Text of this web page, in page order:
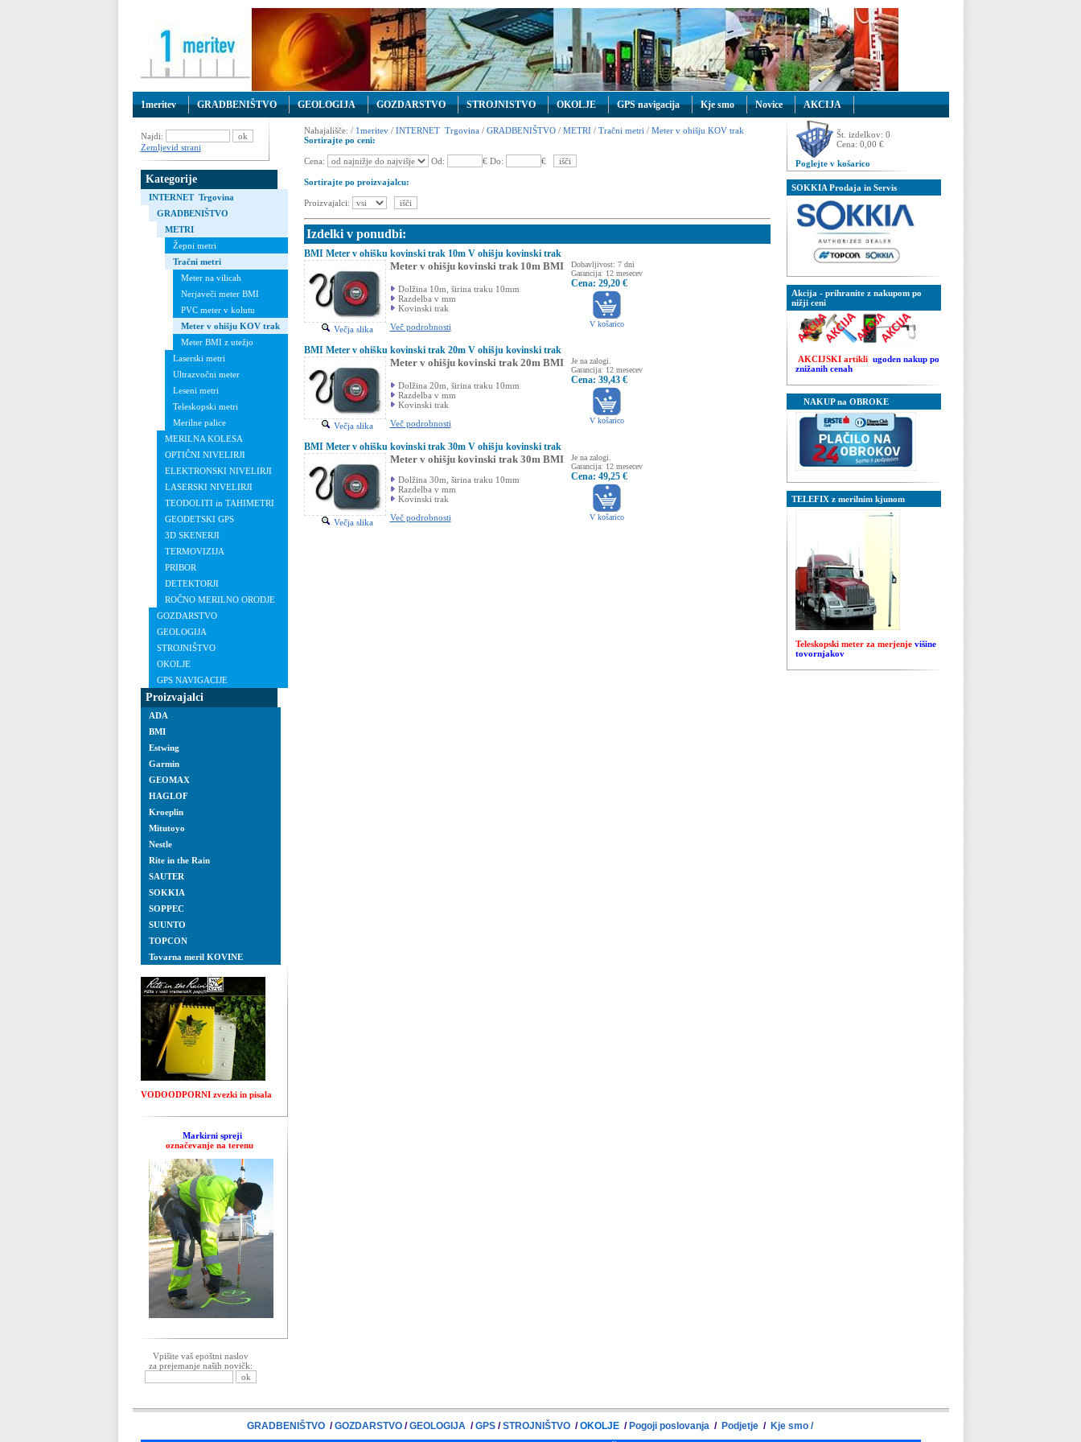
1meritev GRADBENIŠTVO GEOLOGIJA GOZDARSTVO STROJNISTVO OKOLJE GPS navigacija Kje smo Novice AKCIJA
Najdi:
Zemljevid strani
Kategorije
INTERNET Trgovina
GRADBENIŠTVO
METRI
Žepni metri
Tračni metri
Meter na vilicah
Nerjaveči meter BMI
PVC meter v kolutu
Meter v ohišju KOV trak
Meter BMI z utežjo
Laserski metri
Ultrazvočni meter
Leseni metri
Teleskopski metri
Merilne palice
MERILNA KOLESA
OPTIČNI NIVELIRJI
ELEKTRONSKI NIVELIRJI
LASERSKI NIVELIRJI
TEODOLITI in TAHIMETRI
GEODETSKI GPS
3D SKENERJI
TERMOVIZIJA
PRIBOR
DETEKTORJI
ROČNO MERILNO ORODJE
GOZDARSTVO
GEOLOGIJA
STROJNIŠTVO
OKOLJE
GPS NAVIGACIJE
Proizvajalci
ADA
BMI
Estwing
Garmin
GEOMAX
HAGLOF
Kroeplin
Mitutoyo
Nestle
Rite in the Rain
SAUTER
SOKKIA
SOPPEC
SUUNTO
TOPCON
Tovarna meril KOVINE
VODOODPORNI zvezki in pisala
Markirni spreji
označevanje na terenu
Vpišite vaš epoštni naslov
za prejemanje naših novičk:
Nahajališče: / 1meritev/ INTERNET Trgovina/ GRADBENIŠTVO/ METRI / Tračni metri / Meter v ohišju KOV trak
Sortirajte po ceni:
Cena: Od: € Do: €
Sortirajte po proizvajalcu:
Proizvajalci:
Izdelki v ponudbi:
BMI Meter v ohišku kovinski trak 10m V ohišju kovinski trak
Večja slika
Meter v ohišju kovinski trak 10m BMI
Dolžina 10m, širina traku 10mm
Razdelba v mm
Kovinski trak
Več podrobnosti
Dobavljivost: 7 dni
Garancija: 12 mesecev
Cena: 29,20 €
V košarico
BMI Meter v ohišku kovinski trak 20m V ohišju kovinski trak
Večja slika
Meter v ohišju kovinski trak 20m BMI
Dolžina 20m, širina traku 10mm
Razdelba v mm
Kovinski trak
Več podrobnosti
Je na zalogi.
Garancija: 12 mesecev
Cena: 39,43 €
V košarico
BMI Meter v ohišku kovinski trak 30m V ohišju kovinski trak
Večja slika
Meter v ohišju kovinski trak 30m BMI
Dolžina 30m, širina traku 10mm
Razdelba v mm
Kovinski trak
Več podrobnosti
Je na zalogi.
Garancija: 12 mesecev
Cena: 49,25 €
V košarico
Št. izdelkov: 0
Cena: 0,00 €
Poglejte v košarico
SOKKIA Prodaja in Servis
Akcija - prihranite z nakupom po
nižji ceni
AKCIJSKI artikli ugoden nakup po
znižanih cenah
NAKUP na OBROKE
TELEFIX z merilnim kjunom
Teleskopski meter za merjenjevišine
tovornjakov
GRADBENIŠTVO /GOZDARSTVO /GEOLOGIJA /GPS /STROJNIŠTVO /OKOLJE / Pogoji poslovanja / Podjetje / Kje smo /